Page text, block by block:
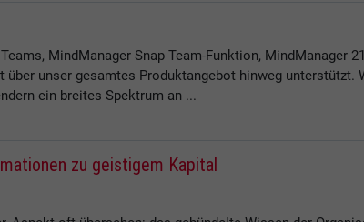
MindManager Snap Team-Funktion, MindManager
unser gesamtes Produktangebot hinweg unterstützt.
ein breites Spektrum an ...
zu geistigem Kapital